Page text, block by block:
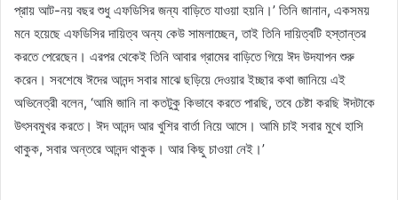
প্রায় আট-নয় বছর শুধু এফডিসির জন্য বাড়িতে যাওয়া হয়নি।’ তিনি জানান, একসময়
মনে হয়েছে এফডিসির দায়িত্ব অন্য কেউ সামলাচ্ছেন, তাই তিনি দায়িত্বটি হস্তান্তর
করতে পেরেছেন। এরপর থেকেই তিনি আবার গ্রামের বাড়িতে গিয়ে ঈদ উদযাপন শুরু
করেন। সবশেষে ঈদের আনন্দ সবার মাঝে ছড়িয়ে দেওয়ার ইচ্ছার কথা জানিয়ে এই
অভিনেত্রী বলেন, ‘আমি জানি না কতটুকু কিভাবে করতে পারছি, তবে চেষ্টা করছি ঈদটাকে
উৎসবমুখর করতে। ঈদ আনন্দ আর খুশির বার্তা নিয়ে আসে। আমি চাই সবার মুখে হাসি
থাকুক, সবার অন্তরে আনন্দ থাকুক। আর কিছু চাওয়া নেই।’